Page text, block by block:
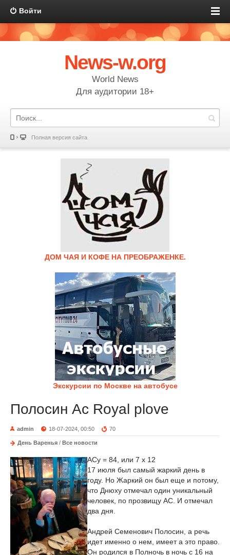
Войти
News-w.org
World News
Для аудитории 18+
Полная версия сайта
ДОМ ЧАЯ И КОФЕ НА ПРЕОБРАЖЕНКЕ.
Экскурсии по Москве на автобусе
Полосин Ас Royal plove
admin 18-07-2024, 00:50 70
День Варенья / Все новости
АСу = 84, или 7 х 12
17 июля был самый жаркий день в
году. Но Жаркий он был еще и потому,
что Днюху отмечал один уникальный
человек, по прозвищу АС. И отмечал
два дня.
Андрей Семенович Полосин, а речь
идет именно о нем, имеет а это право.
Он родился в Полночь в ночь с 16 на